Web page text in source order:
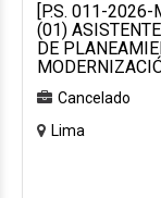
[P.S. 011-
(01)
DE
Cancelado
Lima